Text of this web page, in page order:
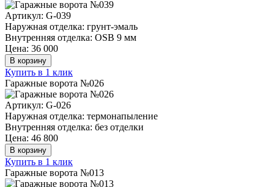
Артикул: G-039
Наружная отделка: грунт-эмаль
Внутренняя отделка: OSB 9 мм
Цена: 36 000
В корзину
Купить в 1 клик
Гаражные ворота №026
Артикул: G-026
Наружная отделка: термонапыление
Внутренняя отделка: без отделки
Цена: 46 800
В корзину
Купить в 1 клик
Гаражные ворота №013